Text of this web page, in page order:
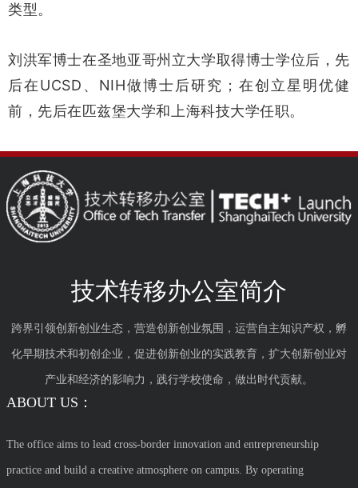
类型。
刘洪军博士在圣地亚哥州立大学取得博士学位后，先
后在 UCSD 、 NIH做博士后研究；在创立星明优健
前，先后在匹兹堡大学和上海科技大学任职。
技术转移办公室简介
跨界引领创新创业生态，营造创新创业氛围，运营自主知识产权，孵
化早期技术和初创企业，促进创新创业的实践教育，扩大创新创业对
产业和经济的影响力，践行学校使命，做出时代贡献。
ABOUT US：
The office aims to lead cross-border innovation and entrepreneurship
practice and build a creative atmosphere on campus. By operating